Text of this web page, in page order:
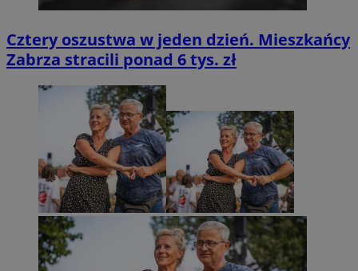
Cztery oszustwa w jeden dzień. Mieszkańcy
Zabrza stracili ponad 6 tys. zł